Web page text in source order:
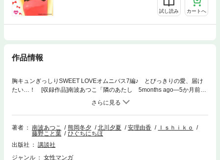
試し読み カートへ
作品情報
胸キュンぎっしりSWEET LOVEオムニバス7編♪ とびっきりの愛、届け
たい…！ [収録作品]南波あつこ「隣のあたし 5months ago―5か月前
―」／熊岡冬夕「ラブリーフレンドシップ」／北川夕夏「恋、各駅停車～
初恋電車～」／安理由香「居候お断り。」／Ishiko「なつ、十歳」／藤野
こと葉「津田ベーカリーで夕食を」／ひぐちにちほ「小春びより」
著者
南波あつこ 熊岡冬夕 北川夕夏 安理由香
Ｉｓｈｉｋｏ
藤野こと葉
ひぐちにちほ
出版社
講談社
ジャンル
女性マンガ